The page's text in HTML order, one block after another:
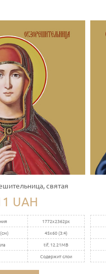
святая
UAH
1772x2362px
45x60 (3:4)
tif, 12.21MB
Содержит слои